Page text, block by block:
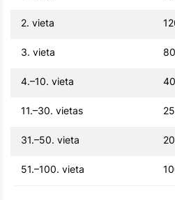
2. vieta
3. vieta
4.–10. vieta
11.–30. vietas
31.–50. vieta
51.–100. vieta